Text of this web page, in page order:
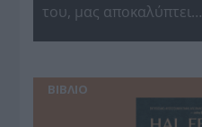
του, μας αποκαλύπτει…
BIBΛIO